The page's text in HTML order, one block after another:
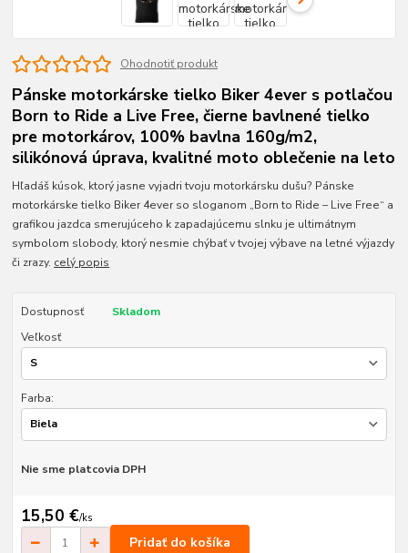
Ohodnotiť produkt
Pánske motorkárske tielko Biker 4ever s potlačou
Born to Ride a Live Free, čierne bavlnené tielko
pre motorkárov, 100% bavlna 160g/m2,
silikónová úprava, kvalitné moto oblečenie na leto
Hľadáš kúsok, ktorý jasne vyjadri tvoju motorkársku dušu? Pánske
motorkárske tielko Biker 4ever so sloganom „Born to Ride – Live Free“ a
grafikou jazdca smerujúceho k zapadajúcemu slnku je ultimátnym
symbolom slobody, ktorý nesmie chýbať v tvojej výbave na letné výjazdy
či zrazy. celý popis
Dostupnosť
Skladom
Veľkosť
Farba:
Nie sme platcovia DPH
15,50 €/ks
Pridať do košíka